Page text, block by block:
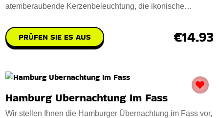
atemberaubende Kerzenbeleuchtung, die ikonische
PRÜFEN SIE ES AUS €14.93
Hamburg Ubernachtung Im Fass
Wir stellen Ihnen die Hamburger Übernachtung im Fass vor,